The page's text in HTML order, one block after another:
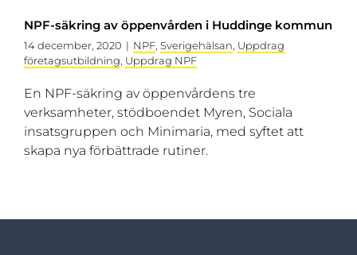
NPF-säkring av öppenvården i Huddinge kommun
14 december, 2020 | NPF Sverigehälsan Uppdrag
företagsutbildning Uppdrag NPF
En NPF-säkring av öppenvårdens tre
verksamheter, stödboendet Myren, Sociala
insatsgruppen och Minimaria, med syftet att
skapa nya förbättrade rutiner.